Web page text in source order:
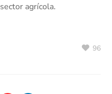
agrícola.
96